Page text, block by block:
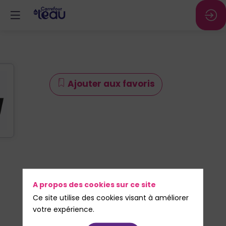
Ajouter aux favoris
A propos des cookies sur ce site
Ce site utilise des cookies visant à améliorer
votre expérience.